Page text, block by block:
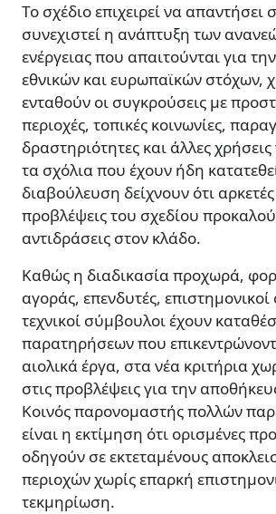
Το σχέδιο επιχειρεί να απαντήσει
συνεχιστεί η ανάπτυξη των
ενέργειας που απαιτούνται για
εθνικών και ευρωπαϊκών στόχων,
ενταθούν οι συγκρούσεις με
περιοχές, τοπικές κοινωνίες,
δραστηριότητες και άλλες
τα σχόλια που έχουν ήδη
διαβούλευση δείχνουν ότι
προβλέψεις του σχεδίου
αντιδράσεις στον κλάδο.
Καθώς η διαδικασία προχωρά,
αγοράς, επενδυτές, επιστημονικοί
τεχνικοί σύμβουλοι έχουν
παρατηρήσεων που
αιολικά έργα, στα νέα κριτήρια
στις προβλέψεις για την
Κοινός παρονομαστής πολλών
είναι η εκτίμηση ότι ορισμένες
οδηγούν σε εκτεταμένους
περιοχών χωρίς επαρκή
τεκμηρίωση.